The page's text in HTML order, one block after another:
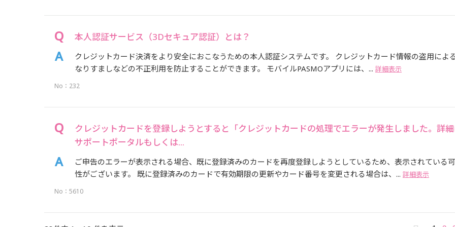
本人認証サービス（3Dセキュア認証）とは？
クレジットカード決済をより安全におこなうための本人認証システムです。 クレジットカード情報の盗用による
なりすましなどの不正利用を防止することができます。 モバイルPASMOアプリには、... 詳細表示
No：232
クレジットカードを登録しようとすると「クレジットカードの処理でエラーが発生しました。詳
サポートポータルもしくは...
ご申告のエラーが表示される場合、既に登録済みのカードを再度登録しようとしているため、表示されている
性がございます。 既に登録済みのカードで有効期限の更新やカード番号を変更される場合は、... 詳細表示
No：5610